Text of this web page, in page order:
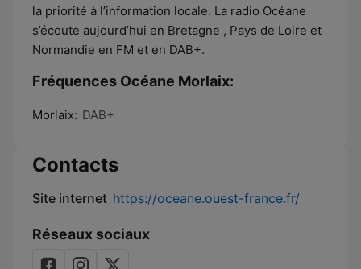
la priorité à l’information locale. La radio Océane
s’écoute aujourd’hui en Bretagne , Pays de Loire et
Normandie en FM et en DAB+.
Fréquences Océane Morlaix:
Morlaix: DAB+
Contacts
Site internet https://oceane.ouest-france.fr/
Réseaux sociaux